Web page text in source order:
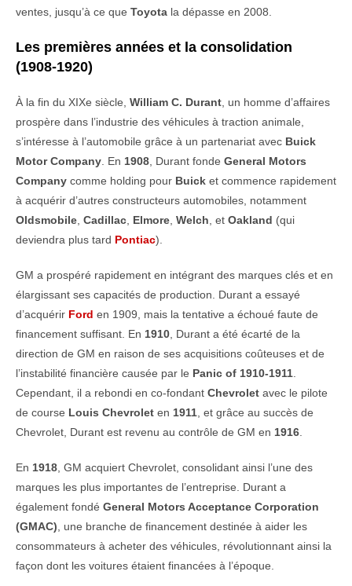
ventes, jusqu’à ce que Toyota la dépasse en 2008.
Les premières années et la consolidation
(1908-1920)
À la fin du XIXe siècle, William C. Durant, un homme d’affaires
prospère dans l’industrie des véhicules à traction animale,
s’intéresse à l’automobile grâce à un partenariat avec Buick
Motor Company. En 1908, Durant fonde General Motors
Company comme holding pour Buick et commence rapidement
à acquérir d’autres constructeurs automobiles, notamment
Oldsmobile, Cadillac, Elmore, Welch, et Oakland (qui
deviendra plus tard Pontiac).
GM a prospéré rapidement en intégrant des marques clés et en
élargissant ses capacités de production. Durant a essayé
d’acquérir Ford en 1909, mais la tentative a échoué faute de
financement suffisant. En 1910, Durant a été écarté de la
direction de GM en raison de ses acquisitions coûteuses et de
l’instabilité financière causée par le Panic of 1910-1911.
Cependant, il a rebondi en co-fondant Chevrolet avec le pilote
de course Louis Chevrolet en 1911, et grâce au succès de
Chevrolet, Durant est revenu au contrôle de GM en 1916.
En 1918, GM acquiert Chevrolet, consolidant ainsi l’une des
marques les plus importantes de l’entreprise. Durant a
également fondé General Motors Acceptance Corporation
(GMAC), une branche de financement destinée à aider les
consommateurs à acheter des véhicules, révolutionnant ainsi la
façon dont les voitures étaient financées à l’époque.